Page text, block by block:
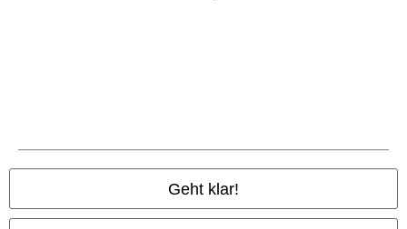
Geht klar!
Alle Preise inkl. gesetzlicher Mehrwertsteuer, zzgl.Versandkosten
© 1986-2026 E.M.P. Merchandising HGmbH